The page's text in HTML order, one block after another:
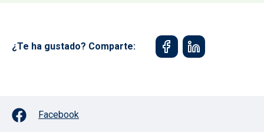
¿Te ha gustado? Comparte:
Facebook